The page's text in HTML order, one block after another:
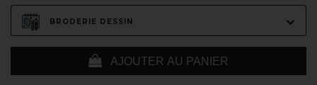
BRODERIE DESSIN
AJOUTER AU PANIER